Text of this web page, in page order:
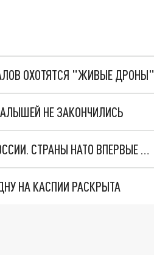
ОХОТЯТСЯ "ЖИВЫЕ ДРОНЫ"
НЕ ЗАКОНЧИЛИСЬ
"ОЧЕНЬ ПЛОХИЕ НОВОСТИ": БОЛЬШАЯ ОШИБКА PALANTIR В РОССИИ. СТРАНЫ НАТО ВПЕРВЫЕ ЗА СВО ОСТАНОВИЛИ ПОСТАВКИ ОРУЖИЯ. ВСУ ТЕРЯЮТ ПРИГРАНИЧЬЕ?
НА КАСПИИ РАСКРЫТА